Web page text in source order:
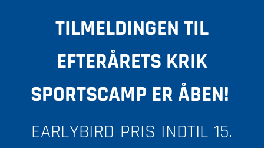
TILMELDINGEN TIL
EFTERÅRETS KRIK
SPORTSCAMP ER ÅBEN!
EARLYBIRD PRIS INDTIL 15.